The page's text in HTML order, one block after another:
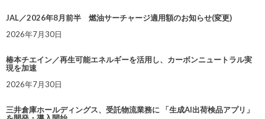
JAL／2026年8月前半 燃油サーチャージ適用額のお知らせ(変更)
2026年7月30日
椿本チエイン／再生可能エネルギーを活用し、カーボンニュートラル実
現を加速
2026年7月30日
三井倉庫ホールディングス、受託物流業務に 「生成AI出荷検品アプリ」